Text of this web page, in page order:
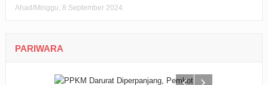
Ahad/Minggu, 8 September 2024
PARIWARA